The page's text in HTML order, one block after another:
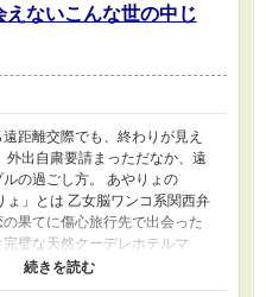
ないこんな世の中じ
距離交際でも、終わりが見え
外出自粛要請まっただなか、遠
の過ごし方。 あやりょの
ょ」とは 乙女脳ワンコ系関西弁
の果てに傷心旅行先で出会った
璧な天然クーデレホテルマ
好みじゃない、恋に落ちるはず
か惹かれ合ってしまい前途多